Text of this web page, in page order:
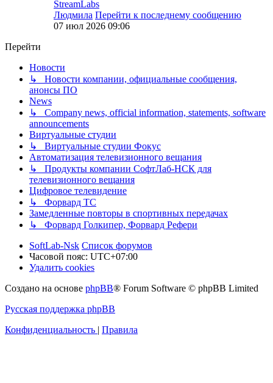
StreamLabs
Людмила Перейти к последнему сообщению
07 июл 2026 09:06
Перейти
Новости
↳ Новости компании, официальные сообщения,
анонсы ПО
News
↳ Company news, official information, statements, software
announcements
Виртуальные студии
↳ Виртуальные студии Фокус
Автоматизация телевизионного вещания
↳ Продукты компании СофтЛаб-НСК для
телевизионного вещания
Цифровое телевидение
↳ Форвард ТС
Замедленные повторы в спортивных передачах
↳ Форвард Голкипер, Форвард Рефери
SoftLab-Nsk Список форумов
Часовой пояс: UTC+07:00
Удалить cookies
Создано на основе phpBB® Forum Software © phpBB Limited
Русская поддержка phpBB
Конфиденциальность | Правила